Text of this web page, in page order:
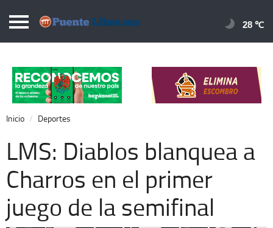
Puentelibre.mx
Local
Nacional
Opinión
Cronos
Economía
Espectáculos
Deportes
28 ℃
Inicio Deportes
LMS: Diablos blanquea a
Charros en el primer
juego de la semifinal